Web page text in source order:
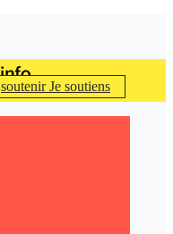
soutenirJe soutiens